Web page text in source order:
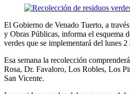
El Gobierno de Venado Tuerto, a
y Obras Públicas, informa el esquema
verdes que se implementará del lunes
Esa semana la recolección
Rosa, Dr. Favaloro, Los Robles, Los
San Vicente.